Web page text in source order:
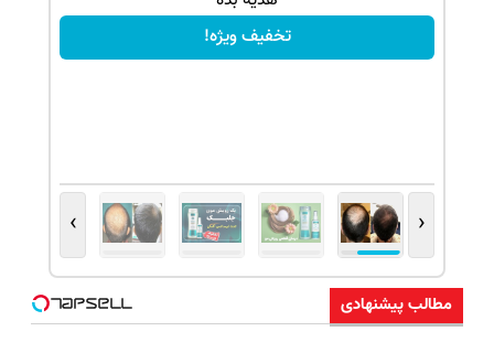
تخفیف ویژه!
‹
›
مطالب پیشنهادی